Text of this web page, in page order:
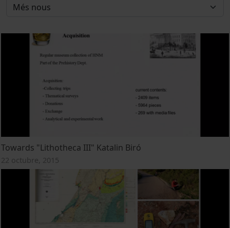
Towards "Lithotheca III" Katalin Biró
22 octubre, 2015